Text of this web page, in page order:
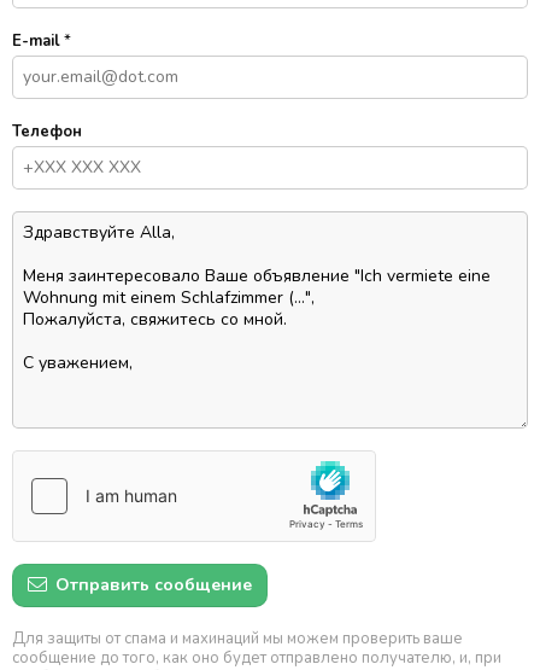
E-mail*
Телефон
Отправить сообщение
Для защиты от спама и махинаций мы можем проверить ваше
сообщение до того, как оно будет отправлено получателю, и, при